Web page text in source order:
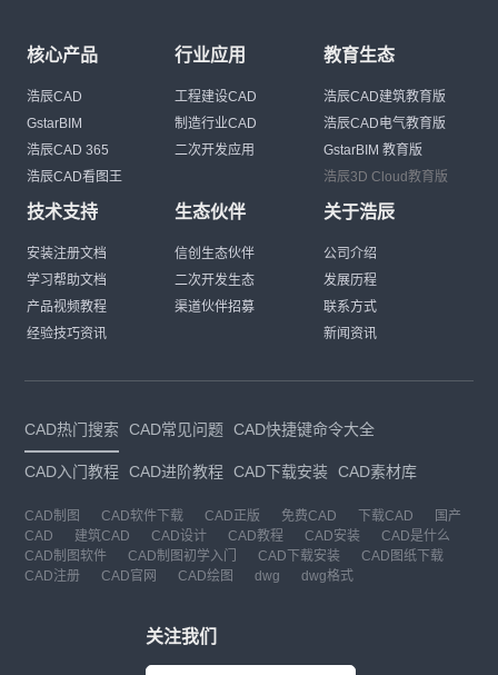
核心产品
浩辰CAD
GstarBIM
浩辰CAD 365
浩辰CAD看图王
行业应用
工程建设CAD
制造行业CAD
二次开发应用
教育生态
浩辰CAD建筑教育版
浩辰CAD电气教育版
GstarBIM 教育版
浩辰3D Cloud教育版
技术支持
安装注册文档
学习帮助文档
产品视频教程
经验技巧资讯
生态伙伴
信创生态伙伴
二次开发生态
渠道伙伴招募
关于浩辰
公司介绍
发展历程
联系方式
新闻资讯
CAD热门搜索 CAD常见问题 CAD快捷键命令大全
CAD入门教程 CAD进阶教程 CAD下载安装 CAD素材库
CAD制图 CAD软件下载 CAD正版 免费CAD 下载CAD
国产
CAD
建筑CAD CAD设计 CAD教程 CAD安装
CAD是什么
CAD制图软件
CAD制图初学入门 CAD下载安装
CAD图纸下载
CAD注册
CAD官网 CAD绘图 dwg dwg格式
关注我们